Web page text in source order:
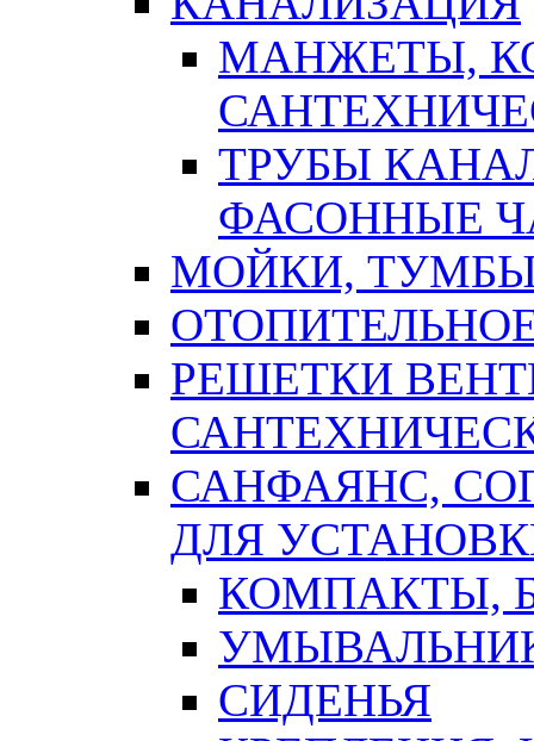
МАНЖЕТЫ,
ТРУБЫ
ФАСОННЫЕ
МОЙКИ,
РЕШЕТКИ
САНФАЯНС,
ДЛЯ
КОМПАКТЫ,
СИДЕНЬЯ